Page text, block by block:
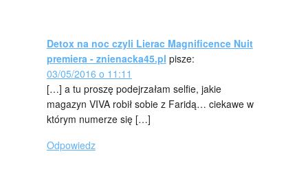
Detox na noc czyli Lierac Magnificence Nuit
premiera - znienacka45.pl pisze:
03/05/2016 o 11:11
[…] a tu proszę podejrzałam selfie, jakie
magazyn VIVA robił sobie z Faridą… ciekawe w
którym numerze się […]
Odpowiedz